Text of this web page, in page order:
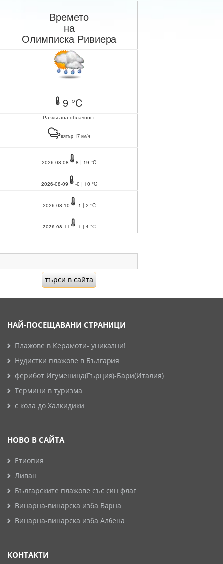
Времето
на
Олимписка Ривиера
9 °C
Разкъсана облачност
вятър 17 км/ч
2026-08-08 8 | 19 °C
2026-08-09 -0 | 10 °C
2026-08-10 -1 | 2 °C
2026-08-11 -1 | 4 °C
НАЙ-ПОСЕЩАВАНИ СТРАНИЦИ
Плажове в Керамоти- уникални!
Нудистки плажове в България
ферибот Игуменица(Гърция)-Бари(Италия)
Термини в туризма
с кола до Халкидики
НОВО В САЙТА
Етиопия
Ливан
Българските плажове със син флаг
Винарна-винарска изба Варна
Винарна-винарска изба Албена
КОНТАКТИ